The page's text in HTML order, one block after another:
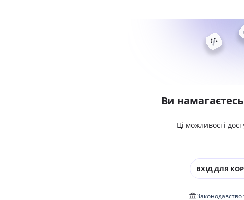
Ви
Ці можливості
ВХІД ДЛЯ
Законодавство